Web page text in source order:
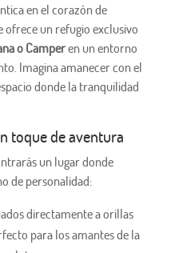
en el corazón de
ofrece un refugio exclusivo
o Camperen un entorno
Imagina amanecer con el
donde la tranquilidad
toque de aventura
un lugar donde
de personalidad:
directamente a orillas
para los amantes de la